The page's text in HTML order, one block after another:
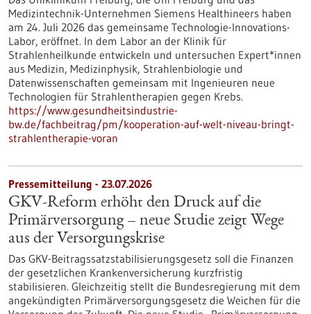
Medizintechnik-Unternehmen Siemens Healthineers haben
am 24. Juli 2026 das gemeinsame Technologie-Innovations-
Labor, eröffnet. In dem Labor an der Klinik für
Strahlenheilkunde entwickeln und untersuchen Expert*innen
aus Medizin, Medizinphysik, Strahlenbiologie und
Datenwissenschaften gemeinsam mit Ingenieuren neue
Technologien für Strahlentherapien gegen Krebs.
https://www.gesundheitsindustrie-
bw.de/fachbeitrag/pm/kooperation-auf-welt-niveau-bringt-
strahlentherapie-voran
Pressemitteilung - 23.07.2026
GKV-Reform erhöht den Druck auf die
Primärversorgung – neue Studie zeigt Wege
aus der Versorgungskrise
Das GKV-Beitragssatzstabilisierungsgesetz soll die Finanzen
der gesetzlichen Krankenversicherung kurzfristig
stabilisieren. Gleichzeitig stellt die Bundesregierung mit dem
angekündigten Primärversorgungsgesetz die Weichen für die